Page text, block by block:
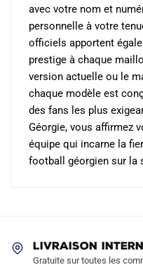
avec votre nom et
personnelle à votre
officiels apportent
prestige à chaque
version actuelle ou le
chaque modèle est
des fans les plus
Géorgie, vous affirmez
équipe qui incarne la
football géorgien sur la
LIVRAISON
Gratuite sur toutes les